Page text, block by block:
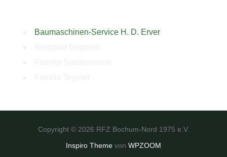
Baumaschinen-Service H. D. Erver
Copyright © 2026 RFZ Bochum-Nord 1975 e.V.
Inspiro Theme von WPZOOM